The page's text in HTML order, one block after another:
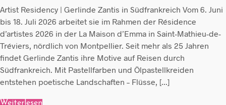
Artist Residency | Gerlinde Zantis in Südfrankreich Vom 6. Juni
bis 18. Juli 2026 arbeitet sie im Rahmen der Résidence
d’artistes 2026 in der La Maison d’Emma in Saint-Mathieu-de-
Tréviers, nördlich von Montpellier. Seit mehr als 25 Jahren
findet Gerlinde Zantis ihre Motive auf Reisen durch
Südfrankreich. Mit Pastellfarben und Ölpastellkreiden
entstehen poetische Landschaften – Flüsse, [...]
Weiterlesen